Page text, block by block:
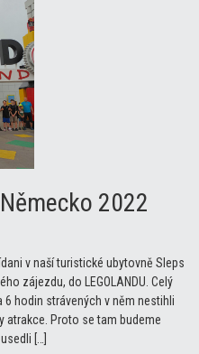
2022
v naší turistické ubytovně Sleps
zájezdu, do LEGOLANDU. Celý
6 hodin strávených v něm nestihli
atrakce. Proto se tam budeme
[…]